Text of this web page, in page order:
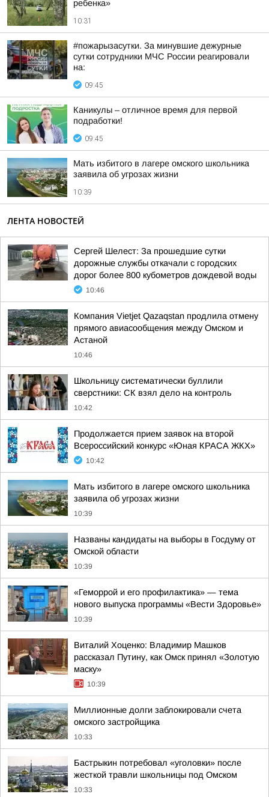
ребенка»
10:31
#пожарызасутки. За минувшие дежурные
сутки сотрудники МЧС России реагировали
на:
09:45
Каникулы – отличное время для первой
подработки!
09:45
Мать избитого в лагере омского школьника
заявила об угрозах жизни
10:39
ЛЕНТА НОВОСТЕЙ
Сергей Шелест: За прошедшие сутки
дорожные службы откачали с городских
дорог более 800 кубометров дождевой воды
10:46
Компания Vietjet Qazaqstan продлила отмену
прямого авиасообщения между Омском и
Астаной
10:46
Школьницу систематически буллили
сверстники: СК взял дело на контроль
10:42
Продолжается прием заявок на второй
Всероссийский конкурс «Юная КРАСА ЖКХ»
10:42
Мать избитого в лагере омского школьника
заявила об угрозах жизни
10:39
Названы кандидаты на выборы в Госдуму от
Омской области
10:39
«Геморрой и его профилактика» — тема
нового выпуска программы «Вести Здоровье»
10:39
Виталий Хоценко: Владимир Машков
рассказал Путину, как Омск принял «Золотую
маску»
10:39
Миллионные долги заблокировали счета
омского застройщика
10:33
Бастрыкин потребовал «уголовки» после
жесткой травли школьницы под Омском
10:33